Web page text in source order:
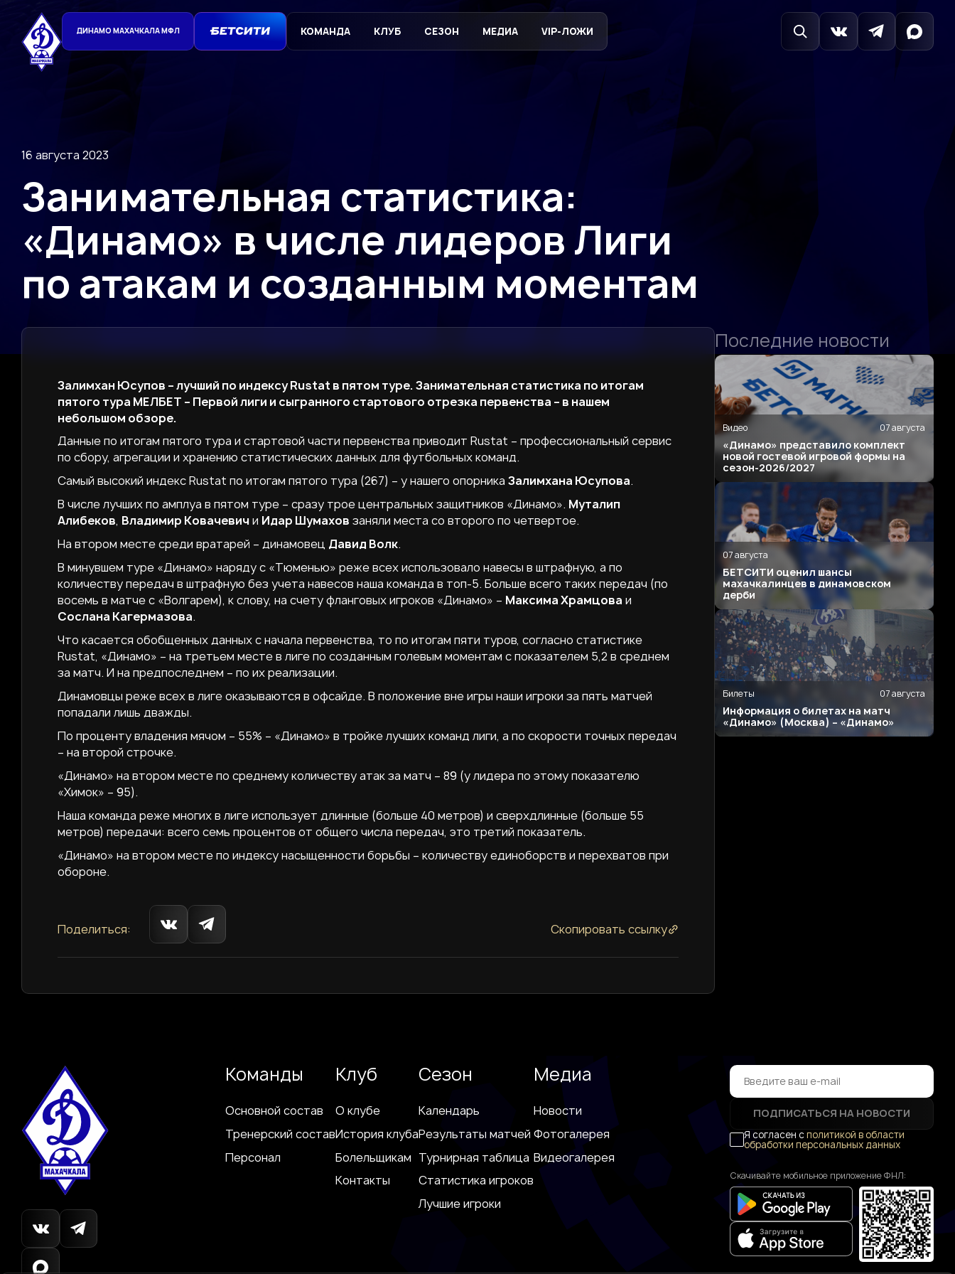
ДИНАМО МАХАЧКАЛА МФЛ КОМАНДА КЛУБ СЕЗОН МЕДИА VIP-ЛОЖИ
16 августа 2023
Занимательная статистика:
«Динамо» в числе лидеров Лиги
по атакам и созданным моментам
Залимхан Юсупов – лучший по индексу Rustat в пятом туре. Занимательная статистика по итогам
пятого тура МЕЛБЕТ – Первой лиги и сыгранного стартового отрезка первенства – в нашем
небольшом обзоре.
Данные по итогам пятого тура и стартовой части первенства приводит Rustat – профессиональный сервис
по сбору, агрегации и хранению статистических данных для футбольных команд.
Самый высокий индекс Rustat по итогам пятого тура (267) – у нашего опорника Залимхана Юсупова.
В числе лучших по амплуа в пятом туре – сразу трое центральных защитников «Динамо». Муталип
Алибеков, Владимир Ковачевичи Идар Шумахов заняли места со второго по четвертое.
На втором месте среди вратарей – динамовец Давид Волк.
В минувшем туре «Динамо» наряду с «Тюменью» реже всех использовало навесы в штрафную, а по
количеству передач в штрафную без учета навесов наша команда в топ-5. Больше всего таких передач (по
восемь в матче с «Волгарем), к слову, на счету фланговых игроков «Динамо» – Максима Храмцова и
Сослана Кагермазова.
Что касается обобщенных данных с начала первенства, то по итогам пяти туров, согласно статистике
Rustat, «Динамо» – на третьем месте в лиге по созданным голевым моментам с показателем 5,2 в среднем
за матч. И на предпоследнем – по их реализации.
Динамовцы реже всех в лиге оказываются в офсайде. В положение вне игры наши игроки за пять матчей
попадали лишь дважды.
По проценту владения мячом – 55% – «Динамо» в тройке лучших команд лиги, а по скорости точных передач
– на второй строчке.
«Динамо» на втором месте по среднему количеству атак за матч – 89 (у лидера по этому показателю
«Химок» – 95).
Наша команда реже многих в лиге использует длинные (больше 40 метров) и сверхдлинные (больше 55
метров) передачи: всего семь процентов от общего числа передач, это третий показатель.
«Динамо» на втором месте по индексу насыщенности борьбы – количеству единоборств и перехватов при
обороне.
Поделиться: Скопировать ссылку
Последние новости
Видео 07 августа
«Динамо» представило комплект
новой гостевой игровой формы на
сезон-2026/2027
07 августа
БЕТСИТИ оценил шансы
махачкалинцев в динамовском
дерби
Билеты 07 августа
Информация о билетах на матч
«Динамо» (Москва) – «Динамо»
Команды
Основной состав
Тренерский состав
Персонал
Клуб
О клубе
История клуба
Болельщикам
Контакты
Сезон
Календарь
Результаты матчей
Турнирная таблица
Статистика игроков
Лучшие игроки
Медиа
Новости
Фотогалерея
Видеогалерея
ПОДПИСАТЬСЯ НА НОВОСТИ
Я согласен сполитикой в области
обработки персональных данных
Скачивайте мобильное приложение ФНЛ: